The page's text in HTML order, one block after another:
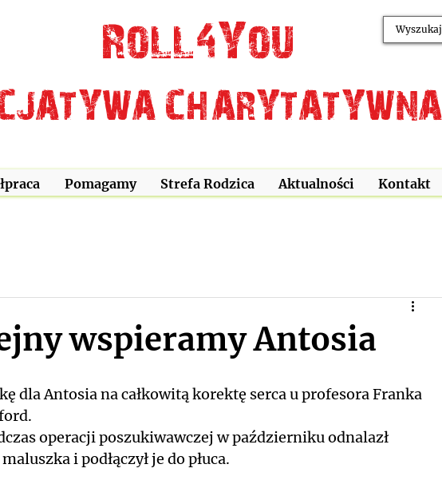
Roll4You
CHARYTATYWNA
Pomagamy Strefa Rodzica Aktualności Kontakt
wspieramy Antosia
dla Antosia na całkowitą korektę serca u profesora Franka
operacji poszukiwawczej w październiku odnalazł
i podłączył je do płuca.